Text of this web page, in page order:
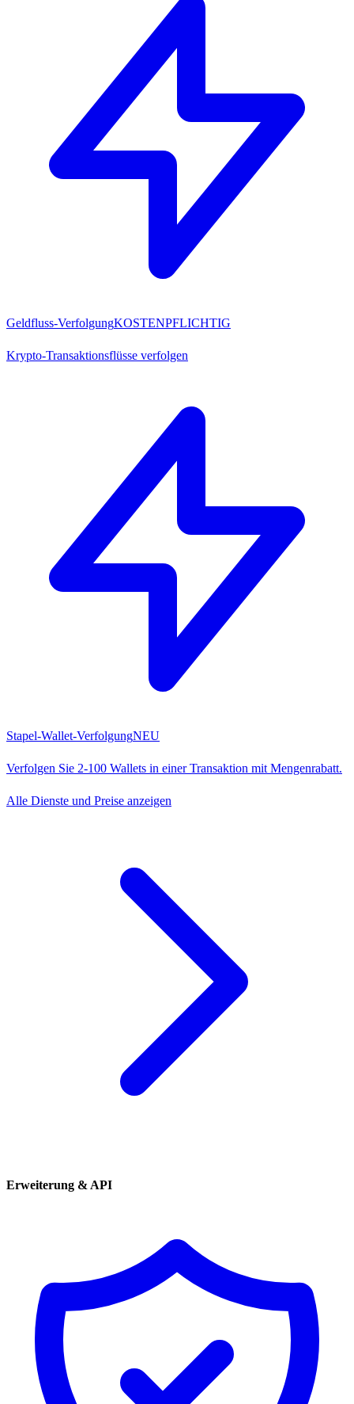
Geldfluss-VerfolgungKOSTENPFLICHTIG
Krypto-Transaktionsflüsse verfolgen
Stapel-Wallet-VerfolgungNEU
Verfolgen Sie 2-100 Wallets in einer Transaktion mit Mengenrabatt.
Alle Dienste und Preise anzeigen
Erweiterung & API